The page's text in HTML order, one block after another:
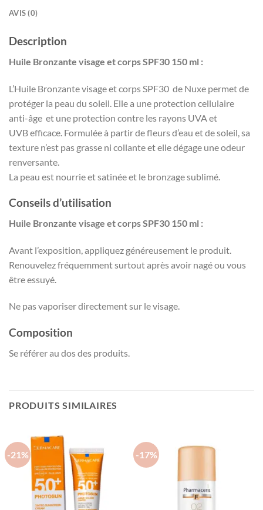
AVIS (0)
Description
Huile Bronzante visage et corps SPF30 150 ml :
L’Huile Bronzante visage et corps SPF30 de Nuxe permet de
protéger la peau du soleil. Elle a une protection cellulaire
anti-âge et une protection contre les rayons UVA et
UVB efficace. Formulée à partir de fleurs d’eau et de soleil, sa
texture n’est pas grasse ni collante et elle dégage une odeur
renversante.
La peau est nourrie et satinée et le bronzage sublimé.
Conseils d’utilisation
Huile Bronzante visage et corps SPF30 150 ml :
Avant l’exposition, appliquez généreusement le produit.
Renouvelez fréquemment surtout après avoir nagé ou vous
être essuyé.
Ne pas vaporiser directement sur le visage.
Composition
Se référer au dos des produits.
PRODUITS SIMILAIRES
-21% -17%